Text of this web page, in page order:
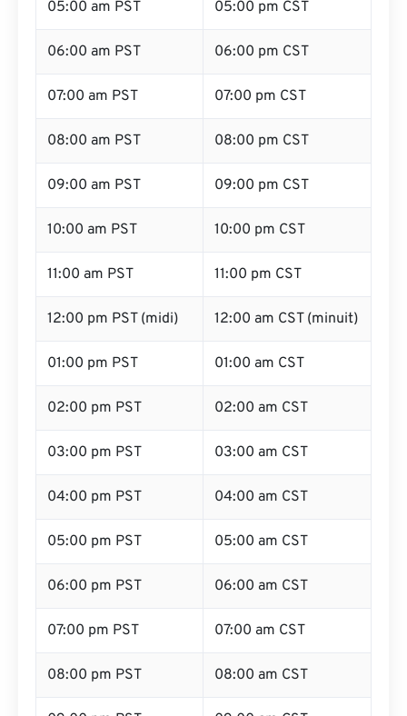
05:00 am PST 05:00 pm CST
06:00 am PST 06:00 pm CST
07:00 am PST 07:00 pm CST
08:00 am PST 08:00 pm CST
09:00 am PST 09:00 pm CST
10:00 am PST 10:00 pm CST
11:00 am PST 11:00 pm CST
12:00 pm PST (midi) 12:00 am CST (minuit)
01:00 pm PST 01:00 am CST
02:00 pm PST 02:00 am CST
03:00 pm PST 03:00 am CST
04:00 pm PST 04:00 am CST
05:00 pm PST 05:00 am CST
06:00 pm PST 06:00 am CST
07:00 pm PST 07:00 am CST
08:00 pm PST 08:00 am CST